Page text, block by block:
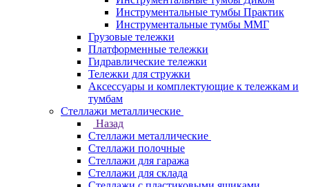
Инструментальные тумбы Практик
Инструментальные тумбы ММГ
Грузовые тележки
Платформенные тележки
Гидравлические тележки
Тележки для стружки
Аксесcуары и комплектующие к тележкам и
тумбам
Стеллажи металлические
Назад
Стеллажи металлические
Стеллажи полочные
Стеллажи для гаража
Стеллажи для склада